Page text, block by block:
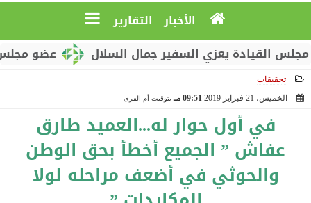
الأخبار التقارير
عضو مجلس القيادة
يعزي السفير جمال السلال
تحقيقات
الخميس، 21 فبراير 2019
09:51 مـ بتوقيت أم القرى
في أول حوار له...العميد طارق
عفاش ” الجميع أخطأ بحق الوطن
والحوثي في أضعف مراحله لولا